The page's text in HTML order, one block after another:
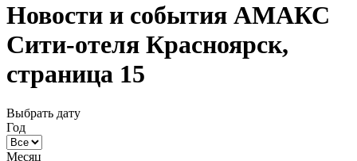
Новости и события АМАКС
Сити-отеля Красноярск,
страница 15
Выбрать дату
Год
Месяц